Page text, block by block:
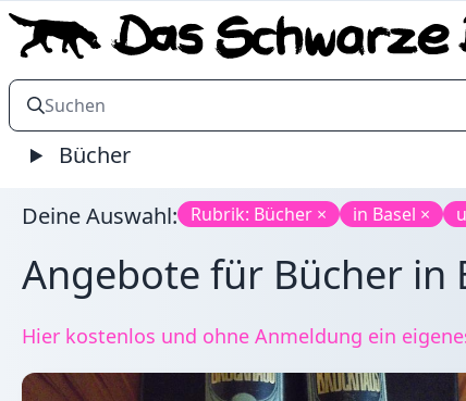
Bücher
Deine Auswahl: Rubrik: Bücher × in Basel ×
Angebote für Bücher in
Hier kostenlos und ohne Anmeldung ein